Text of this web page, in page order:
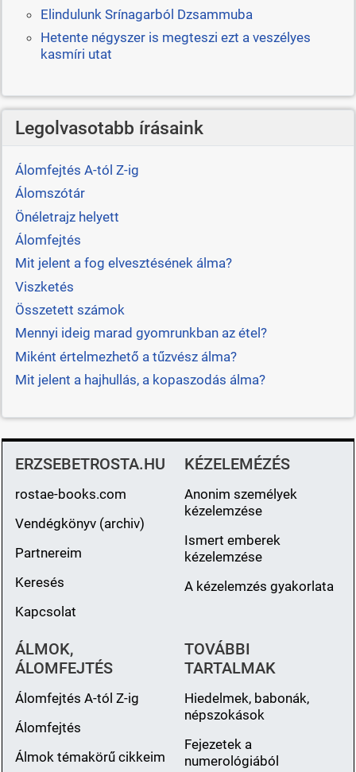
Elindulunk Srínagarból Dzsammuba
Hetente négyszer is megteszi ezt a veszélyes
kasmíri utat
Legolvasotabb írásaink
Álomfejtés A-tól Z-ig
Álomszótár
Önéletrajz helyett
Álomfejtés
Mit jelent a fog elvesztésének álma?
Viszketés
Összetett számok
Mennyi ideig marad gyomrunkban az étel?
Miként értelmezhető a tűzvész álma?
Mit jelent a hajhullás, a kopaszodás álma?
ERZSEBETROSTA.HU
rostae-books.com
Vendégkönyv (archiv)
Partnereim
Keresés
Kapcsolat
KÉZELEMÉZÉS
Anonim személyek
kézelemzése
Ismert emberek
kézelemzése
A kézelemzés gyakorlata
ÁLMOK,
ÁLOMFEJTÉS
Álomfejtés A-tól Z-ig
Álomfejtés
Álmok témakörű cikkeim
TOVÁBBI
TARTALMAK
Hiedelmek, babonák,
népszokások
Fejezetek a
numerológiából